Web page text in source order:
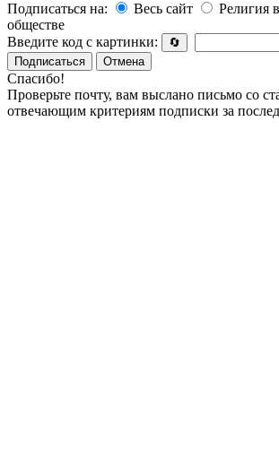
Подписаться на:
Весь сайт
Религия
обществе
Введите код с картинки:
🔄
Подписаться
Отмена
Спасибо!
Проверьте почту, вам выслано письмо со
отвечающим критериям подписки за